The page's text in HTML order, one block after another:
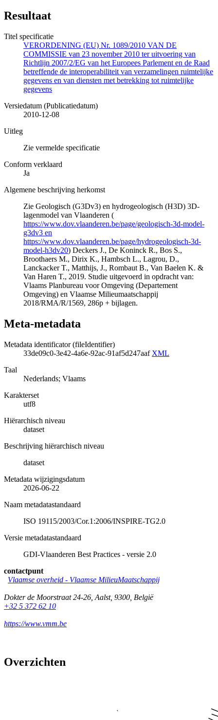
Resultaat
Titel specificatie
VERORDENING (EU) Nr. 1089/2010 VAN DE
COMMISSIE van 23 november 2010 ter uitvoering van
Richtlijn 2007/2/EG van het Europees Parlement en de Raad
betreffende de interoperabiliteit van verzamelingen ruimtelijke
gegevens en van diensten met betrekking tot ruimtelijke
gegevens
Versiedatum (Publicatiedatum)
2010-12-08
Uitleg
Zie vermelde specificatie
Conform verklaard
Ja
Algemene beschrijving herkomst
Zie Geologisch (G3Dv3) en hydrogeologisch (H3D) 3D-
lagenmodel van Vlaanderen (
https://www.dov.vlaanderen.be/page/geologisch-3d-model-
g3dv3 en
https://www.dov.vlaanderen.be/page/hydrogeologisch-3d-
model-h3dv20) Deckers J., De Koninck R., Bos S.,
Broothaers M., Dirix K., Hambsch L., Lagrou, D.,
Lanckacker T., Matthijs, J., Rombaut B., Van Baelen K. &
Van Haren T., 2019. Studie uitgevoerd in opdracht van:
Vlaams Planbureau voor Omgeving (Departement
Omgeving) en Vlaamse Milieumaatschappij
2018/RMA/R/1569, 286p + bijlagen.
Meta-metadata
Metadata identificator (fileIdentifier)
33de09c0-3e42-4a6e-92ac-91af5d247aaf XML
Taal
Nederlands; Vlaams
Karakterset
utf8
Hiërarchisch niveau
dataset
Beschrijving hiërarchisch niveau
dataset
Metadata wijzigingsdatum
2026-06-22
Naam metadatastandaard
ISO 19115/2003/Cor.1:2006/INSPIRE-TG2.0
Versie metadatastandaard
GDI-Vlaanderen Best Practices - versie 2.0
contactpunt
Vlaamse overheid - Vlaamse MilieuMaatschappij
Dokter de Moorstraat 24-26 Aalst, 9300 België
+32 5 372 62 10
https://www.vmm.be
Overzichten